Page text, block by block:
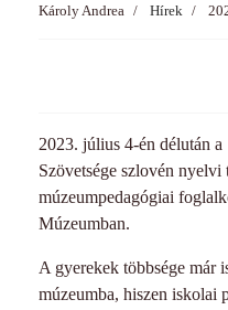
Károly Andrea Hírek
2023. július 4-én délután
Szövetsége szlovén nyelvi
múzeumpedagógiai
Múzeumban.
A gyerekek többsége már
múzeumba, hiszen iskolai